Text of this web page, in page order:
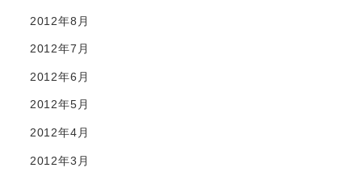
2012年8月
2012年7月
2012年6月
2012年5月
2012年4月
2012年3月